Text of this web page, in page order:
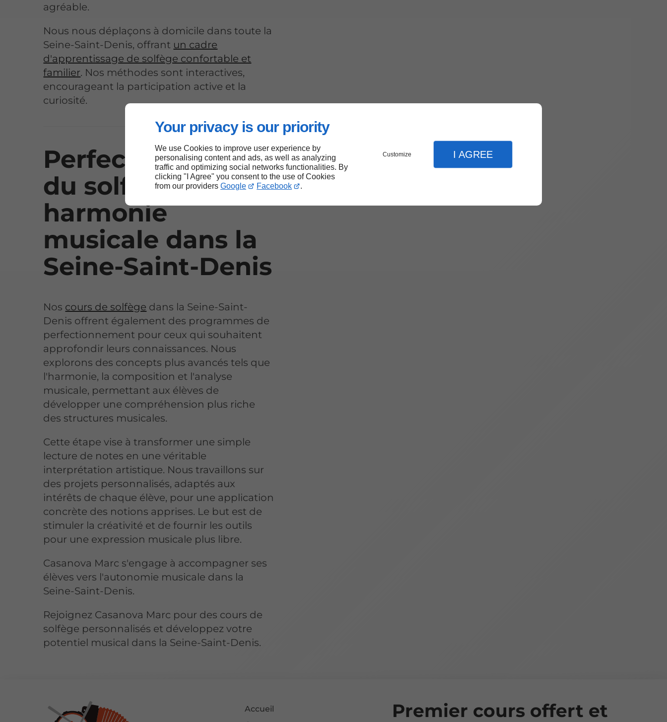
Your privacy is our priority
We use Cookies to improve user experience by
personalising content and ads, as well as analyzing
traffic and optimizing social networks functionalities. By
clicking "I Agree" you consent to the use of Cookies
from our providers Google Facebook .
Customize I AGREE
agréable.
Nous nous déplaçons à domicile dans toute la
Seine-Saint-Denis, offrant un cadre
d'apprentissage de solfège confortable et
familier. Nos méthodes sont interactives,
encourageant la participation active et la
curiosité.
Perfectionnement
du solfège et
harmonie
musicale dans la
Seine-Saint-Denis
Nos cours de solfège dans la Seine-Saint-
Denis offrent également des programmes de
perfectionnement pour ceux qui souhaitent
approfondir leurs connaissances. Nous
explorons des concepts plus avancés tels que
l'harmonie, la composition et l'analyse
musicale, permettant aux élèves de
développer une compréhension plus riche
des structures musicales.
Cette étape vise à transformer une simple
lecture de notes en une véritable
interprétation artistique. Nous travaillons sur
des projets personnalisés, adaptés aux
intérêts de chaque élève, pour une application
concrète des notions apprises. Le but est de
stimuler la créativité et de fournir les outils
pour une expression musicale plus libre.
Casanova Marc s'engage à accompagner ses
élèves vers l'autonomie musicale dans la
Seine-Saint-Denis.
Rejoignez Casanova Marc pour des cours de
solfège personnalisés et développez votre
potentiel musical dans la Seine-Saint-Denis.
Accueil
Premier cours offert et